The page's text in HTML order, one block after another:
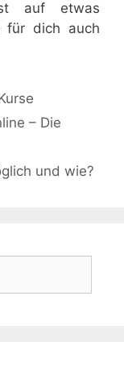
auf etwas
für dich auch
– Die
und wie?